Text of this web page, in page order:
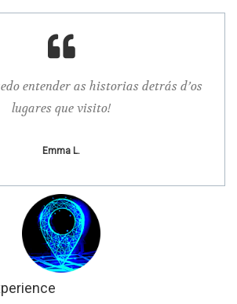
entender as historias detrás d’os
lugares que visito!
Emma L.